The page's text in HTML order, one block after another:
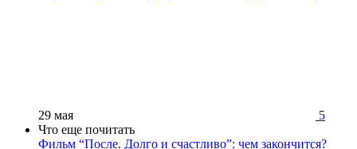
29 мая
5
Что еще почитать
Фильм “После. Долго и счастливо”: чем закончится?